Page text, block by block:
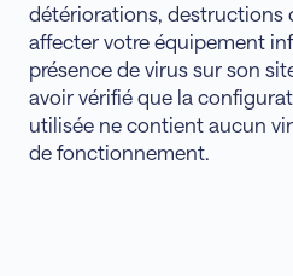
détériorations, destructions
affecter votre équipement
présence de virus sur son
avoir vérifié que la
utilisée ne contient aucun
de fonctionnement.